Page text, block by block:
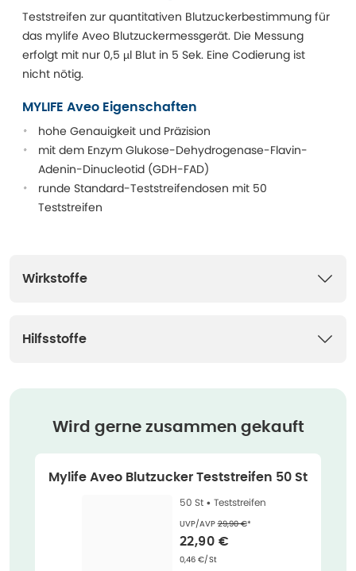
Teststreifen zur quantitativen Blutzuckerbestimmung für
das mylife Aveo Blutzuckermessgerät. Die Messung
erfolgt mit nur 0,5 µl Blut in 5 Sek. Eine Codierung ist
nicht nötig.
MYLIFE Aveo Eigenschaften
hohe Genauigkeit und Präzision
mit dem Enzym Glukose-Dehydrogenase-Flavin-
Adenin-Dinucleotid (GDH-FAD)
runde Standard-Teststreifendosen mit 50
Teststreifen
Wirkstoffe
Hilfsstoffe
Wird gerne zusammen gekauft
Mylife Aveo Blutzucker Teststreifen 50 St
50 St • Teststreifen
UVP/AVPEhemaliger Preis (U V P)
29,90 €*
Verkaufspreis
22,90 €
Grundpreis
0,46 €/St